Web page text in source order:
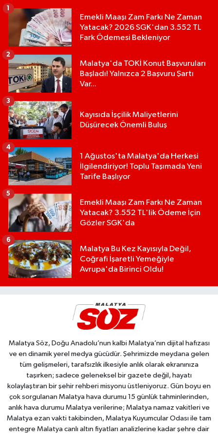
Emekli Maaşı Zam Farkı Ne Zaman
Yatacak? 2026 SGK'dan 3.552 TL
Fark Ödemesi Bekleniyor
1
Malatya'da TOKİ Konut Başvuruları
Başladı! Yalnızca 2 Başvuru Şartı
Var...
2
Kayısıda İşçilik Maliyetlerini
Düşürecek Önemli Buluş
3
1 Ağustos'ta Malatya'da Herkesi
İlgilendiriyor! Toplu Taşımada Yeni
Tarife Başlıyor
4
Emekli Maaşı Zam Farkı Ne Zaman
Yatacak? 3.552 TL'lik Ödeme İçin
Gözler SGK'da
5
Malatya Bu Kez Kayısıyla Değil,
Coğrafi İşaretli Yemeğiyle
Avrupa'da Birinci Oldu!
6
Malatya Söz, Doğu Anadolu’nun kalbi Malatya’nın dijital hafızası
ve en dinamik yerel medya gücüdür. Şehrimizde meydana gelen
tüm gelişmeleri, tarafsızlık ilkesiyle anlık olarak ekranınıza
taşırken; sadece geleneksel bir gazete değil, hayatı
kolaylaştıran bir şehir rehberi misyonu üstleniyoruz. Gün boyu en
çok sorgulanan Malatya hava durumu 15 günlük tahminlerinden,
anlık hava durumu Malatya verilerine; Malatya namaz vakitleri ve
Malatya ezan vakti takibinden, Malatya Kuyumcular Odası ile tam
entegre Malatya canlı altın fiyatları analizlerine kadar şehre dair